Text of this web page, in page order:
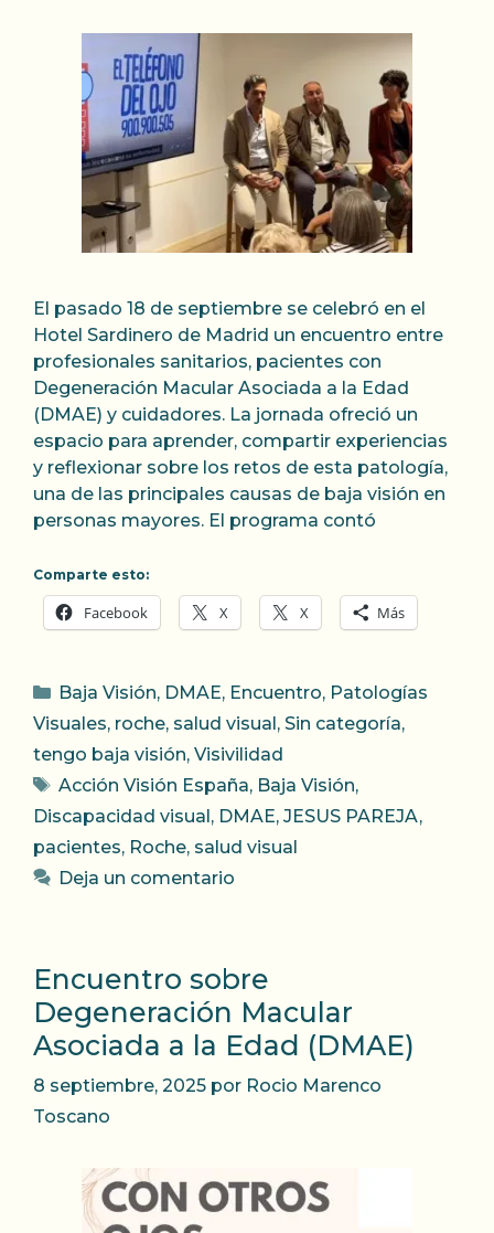
El pasado 18 de septiembre se celebró en el
Hotel Sardinero de Madrid un encuentro entre
profesionales sanitarios, pacientes con
Degeneración Macular Asociada a la Edad
(DMAE) y cuidadores. La jornada ofreció un
espacio para aprender, compartir experiencias
y reflexionar sobre los retos de esta patología,
una de las principales causas de baja visión en
personas mayores. El programa contó
Comparte esto:
Facebook X X Más
Categorías
Baja Visión, DMAE, Encuentro, Patologías
Visuales, roche, salud visual , Sin categoría,
tengo baja visión, Visivilidad
Etiquetas
Acción Visión España, Baja Visión,
Discapacidad visual , DMAE, JESUS PAREJA,
pacientes, Roche, salud visual
Deja un comentario
Encuentro sobre
Degeneración Macular
Asociada a la Edad (DMAE)
8 septiembre, 2025 por Rocio Marenco
Toscano